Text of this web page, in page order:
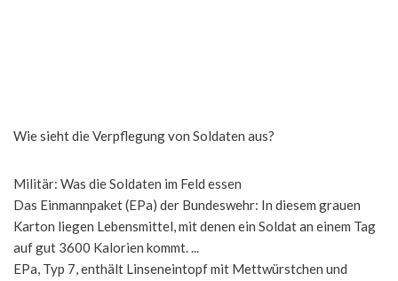
Wie sieht die Verpflegung von Soldaten aus?
Militär: Was die Soldaten im Feld essen
Das Einmannpaket (EPa) der Bundeswehr: In diesem grauen
Karton liegen Lebensmittel, mit denen ein Soldat an einem Tag
auf gut 3600 Kalorien kommt. ...
EPa, Typ 7, enthält Linseneintopf mit Mettwürstchen und